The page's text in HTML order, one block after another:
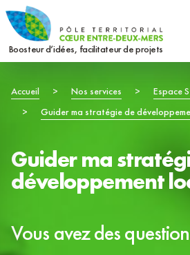
Aller
au
contenu
Boosteur d’idées, facilitateur de projets
Fil
d'Ariane
Accueil > Nos services >
Espace
>
Guider ma stratégie de
Guider ma
développement
Vous avez des
Panneau de gestion des cookies